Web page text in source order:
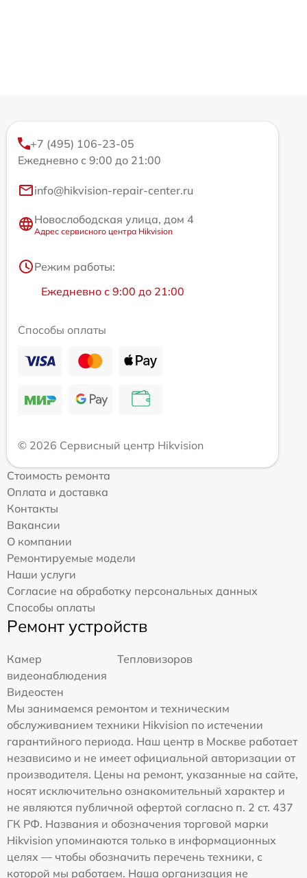
+7 (495) 106-23-05
Ежедневно с 9:00 до 21:00
info@hikvision-repair-center.ru
Новослободская улица, дом 4
Адрес сервисного центра Hikvision
Режим работы:
Ежедневно с 9:00 до 21:00
Способы оплаты
© 2026 Сервисный центр Hikvision
Стоимость ремонта
Оплата и доставка
Контакты
Вакансии
О компании
Ремонтируемые модели
Наши услуги
Согласие на обработку персональных данных
Способы оплаты
Ремонт устройств
Камер
видеонаблюдения
Тепловизоров
Видеостен
Мы занимаемся ремонтом и техническим
обслуживанием техники Hikvision по истечении
гарантийного периода. Наш центр в Москве работает
независимо и не имеет официальной авторизации от
производителя. Цены на ремонт, указанные на сайте,
носят исключительно ознакомительный характер и
не являются публичной офертой согласно п. 2 ст. 437
ГК РФ. Названия и обозначения торговой марки
Hikvision упоминаются только в информационных
целях — чтобы обозначить перечень техники, с
которой мы работаем. Наша организация не